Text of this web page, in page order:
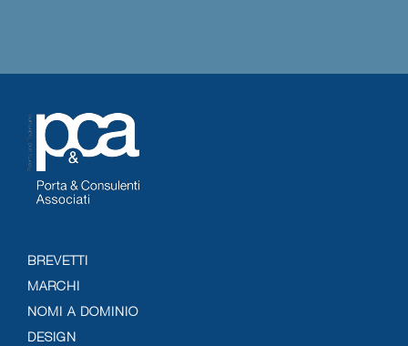
BREVETTI
MARCHI
NOMI A DOMINIO
DESIGN